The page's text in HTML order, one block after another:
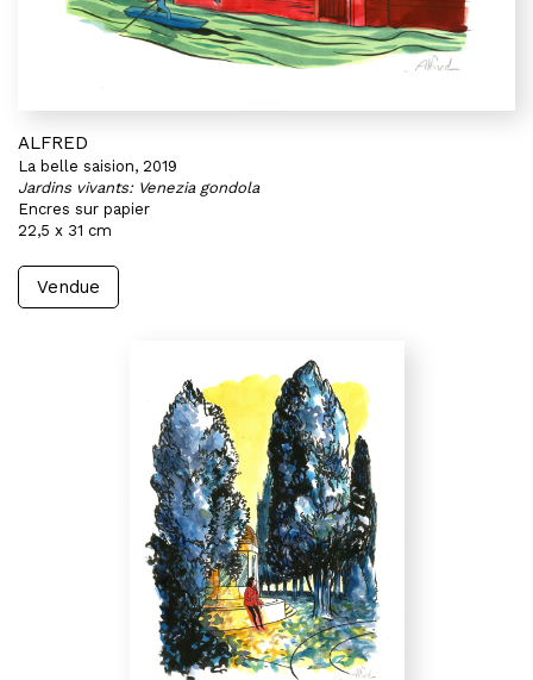
ALFRED
La belle saision, 2019
Jardins vivants: Venezia gondola
Encres sur papier
22,5 x 31 cm
Vendue